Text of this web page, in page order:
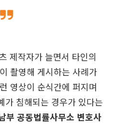
제작자가 늘면서 타인의
촬영해 게시하는 사례가
영상이 순식간에 퍼지며
가 침해되는 경우가 있다는
부 공동법률사무소 변호사